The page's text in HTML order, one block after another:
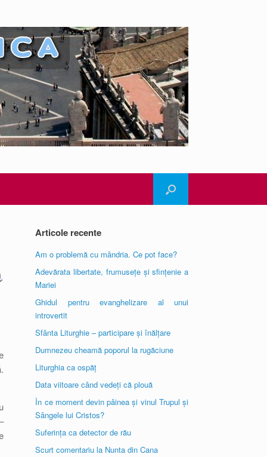
Articole recente
Am o problemă cu mândria. Ce pot face?
Adevărata libertate, frumusețe și sfințenie a
Mariei
Ghidul pentru evanghelizare al unui
introvertit
Sfânta Liturghie – participare și înălțare
Dumnezeu cheamă poporul la rugăciune
Liturghia ca ospăț
Data viitoare când vedeți că plouă
În ce moment devin pâinea și vinul Trupul și
Sângele lui Cristos?
Suferința ca detector de rău
Scurt comentariu la Nunta din Cana